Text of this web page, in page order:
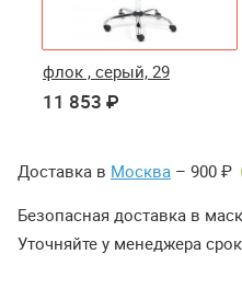
флок , серый, 29
11 853 ₽
Доставка в Москва – 900 ₽
Безопасная доставка в
Уточняйте у менеджера